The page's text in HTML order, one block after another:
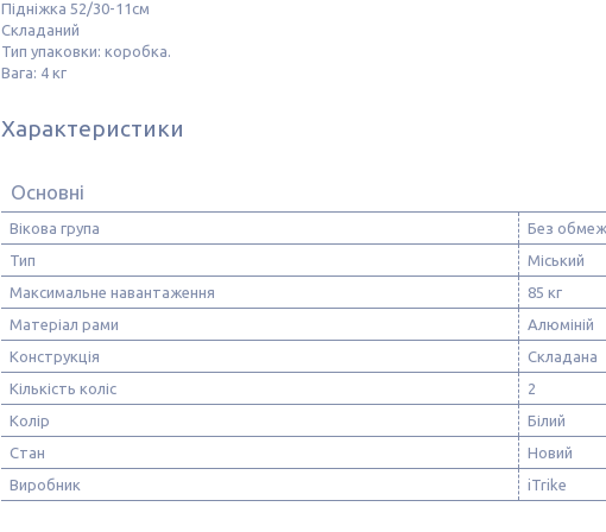
Підніжка 52/30-11см
Складаний
Тип упаковки: коробка.
Вага: 4 кг
Характеристики
Основні
Вікова група
Без
Тип
Міський
Максимальне навантаження
85 кг
Матеріал рами
Алюміній
Конструкція
Складана
Кількість коліс
2
Колір
Білий
Стан
Новий
Виробник
iTrike